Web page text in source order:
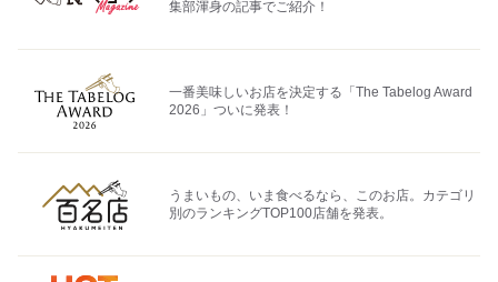
集部渾身の記事でご紹介！
一番美味しいお店を決定する「The Tabelog Award
2026」ついに発表！
うまいもの、いま食べるなら、このお店。カテゴリ
別のランキングTOP100店舗を発表。